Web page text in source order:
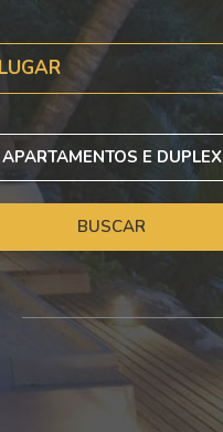
APARTAMENTOS E DUPLEX